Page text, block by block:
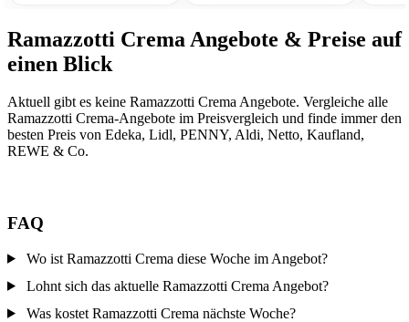
Ramazzotti Crema Angebote & Preise auf
einen Blick
Aktuell gibt es keine Ramazzotti Crema Angebote. Vergleiche alle
Ramazzotti Crema-Angebote im Preisvergleich und finde immer den
besten Preis von Edeka, Lidl, PENNY, Aldi, Netto, Kaufland,
REWE & Co.
FAQ
Wo ist Ramazzotti Crema diese Woche im Angebot?
Lohnt sich das aktuelle Ramazzotti Crema Angebot?
Was kostet Ramazzotti Crema nächste Woche?